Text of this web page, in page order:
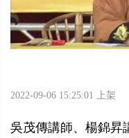
2022-09-06 15:25:01 上架
吳茂傳講師、楊錦昇